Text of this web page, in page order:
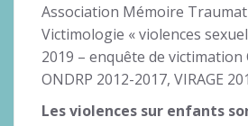
Association Mémoire
Victimologie « violences
2019 – enquête de victimation
ONDRP 2012-2017, VIRAGE
Les violences sur enfants